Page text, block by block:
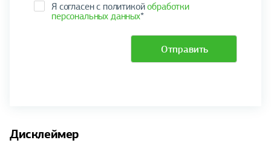
Я согласен с политикойобработки
персональных данных*
Отправить
Дисклеймер